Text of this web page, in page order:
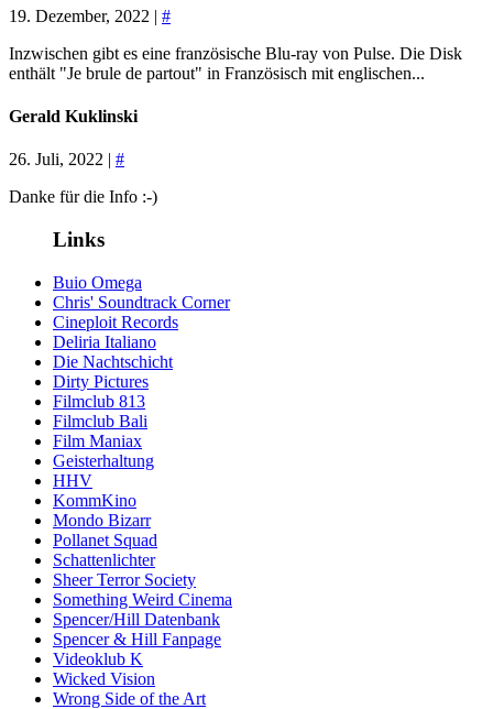
19. Dezember, 2022 | #
Inzwischen gibt es eine französische Blu-ray von Pulse. Die Disk
enthält "Je brule de partout" in Französisch mit englischen...
Gerald Kuklinski
26. Juli, 2022 | #
Danke für die Info :-)
Links
Buio Omega
Chris' Soundtrack Corner
Cineploit Records
Deliria Italiano
Die Nachtschicht
Dirty Pictures
Filmclub 813
Filmclub Bali
Film Maniax
Geisterhaltung
HHV
KommKino
Mondo Bizarr
Pollanet Squad
Schattenlichter
Sheer Terror Society
Something Weird Cinema
Spencer/Hill Datenbank
Spencer & Hill Fanpage
Videoklub K
Wicked Vision
Wrong Side of the Art